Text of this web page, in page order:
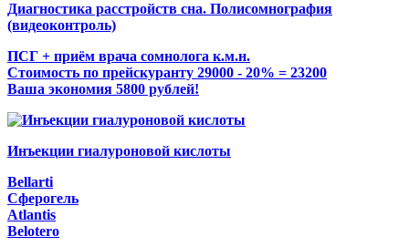
Диагностика расстройств сна. Полисомнография
(видеоконтроль)
ПСГ + приём врача сомнолога к.м.н.
Стоимость по прейскуранту 29000 - 20% = 23200
Ваша экономия 5800 рублей!
Инъекции гиалуроновой кислоты
Bellarti
Сферогель
Atlantis
Belotero